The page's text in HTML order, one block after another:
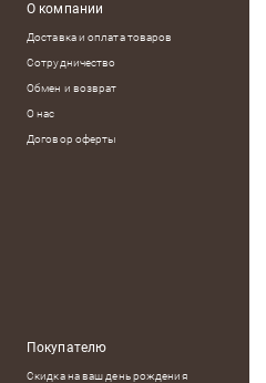
О компании
Доставка и оплата товаров
Сотрудничество
Обмен и возврат
О нас
Договор оферты
Покупателю
Скидка на ваш день рождения